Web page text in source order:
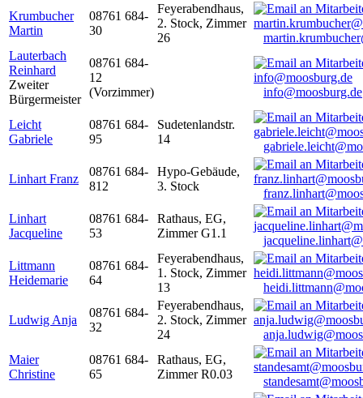
Krumbucher
Martin
08761 684-
30
Feyerabendhaus,
2. Stock, Zimmer
26
Lauterbach
Reinhard
Zweiter
Bürgermeister
08761 684-
12
(Vorzimmer)
info@moosburg.de
Leicht
Gabriele
08761 684-
95
Sudetenlandstr.
14
Linhart Franz
08761 684-
812
Hypo-Gebäude,
3. Stock
Linhart
Jacqueline
08761 684-
53
Rathaus, EG,
Zimmer G1.1
Littmann
Heidemarie
08761 684-
64
Feyerabendhaus,
1. Stock, Zimmer
13
Ludwig Anja
08761 684-
32
Feyerabendhaus,
2. Stock, Zimmer
24
Maier
Christine
08761 684-
65
Rathaus, EG,
Zimmer R0.03